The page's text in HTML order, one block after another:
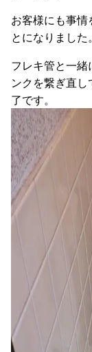
お客様にも事
とになりました。
フレキ管と一
ンクを繋ぎ直
了です。